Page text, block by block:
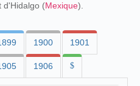
d'Hidalgo (Mexique).
1900 1901
1906 $